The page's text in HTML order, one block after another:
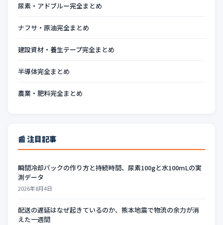
尿素・アドブルー完全まとめ
ナフサ・原油完全まとめ
建設資材・養生テープ完全まとめ
半導体完全まとめ
農業・肥料完全まとめ
📰 注目記事
瞬間冷却パックの作り方と持続時間、尿素100gと水100mLの実
測データ
2026年8月4日
配送の遅延はなぜ起きているのか、熊本地震で物流の余力が消
えた一週間